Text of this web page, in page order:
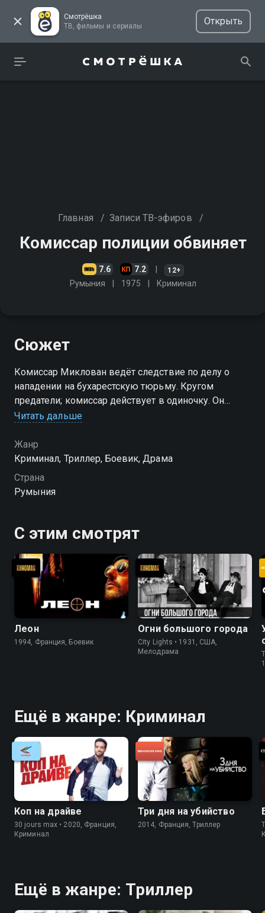
Смотрёшка
ТВ, фильмы и сериалы
Открыть
Главная / Записи ТВ-эфиров /
Комиссар полиции обвиняет
7.6 7.2 12+
Румыния 1975 Криминал
Сюжет
Комиссар Миклован ведёт следствие по делу о
нападении на бухарестскую тюрьму. Кругом
предатели; комиссар действует в одиночку. Он
находит виновников, однако жизнь готовит ему
Читать дальше
Жанр
Криминал, Триллер, Боевик, Драма
Страна
Румыния
С этим смотрят
Леон
1994, Франция, Боевик
Огни большого города
City Lights • 1931, США,
Мелодрама
Ещё в жанре: Криминал
Коп на драйве
30 jours max • 2020, Франция,
Криминал
Три дня на убийство
2014, Франция, Триллер
Ещё в жанре: Триллер